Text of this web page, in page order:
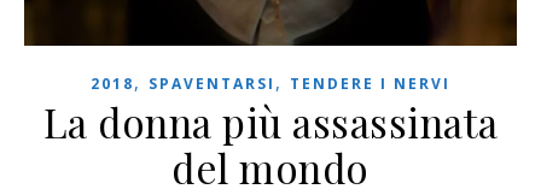
2018, SPAVENTARSI , TENDERE I NERVI
La donna più assassinata
del mondo